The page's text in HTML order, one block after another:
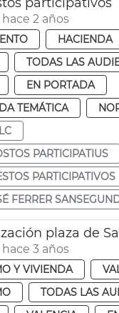
2 años
HACIENDA
TODAS LAS
EN PORTADA
TEMÁTICA
PARTICIPATIUS
PARTICIPATIVOS
FERRER
plaza de
3 años
Y VIVIENDA
TODAS LAS